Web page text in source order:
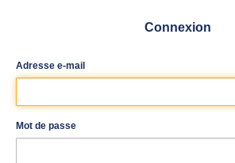
Connexion
Adresse e-mail
Mot de passe